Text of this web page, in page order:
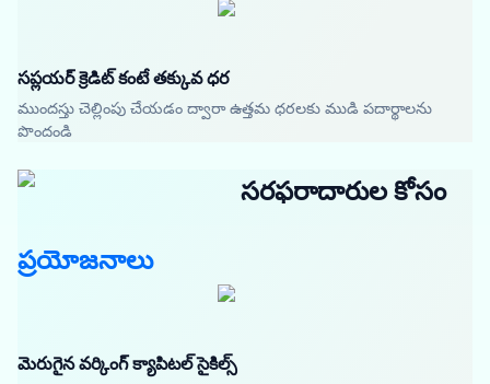
సప్లయర్ క్రెడిట్ కంటే తక్కువ ధర
ముందస్తు చెల్లింపు చేయడం ద్వారా ఉత్తమ ధరలకు ముడి పదార్థాలను
పొందండి
సరఫరాదారుల కోసం
ప్రయోజనాలు
మెరుగైన వర్కింగ్ క్యాపిటల్ సైకిల్స్